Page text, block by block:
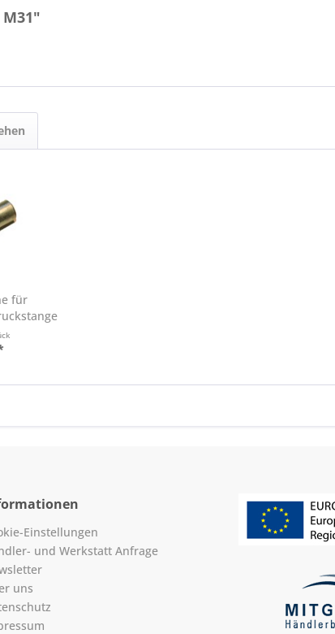
für
Einstellungen
und Werkstatt Anfrage
uns